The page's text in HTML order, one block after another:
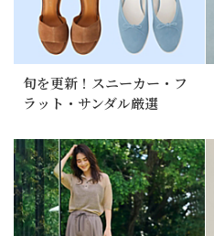
旬を更新！スニーカー・フ
ラット・サンダル厳選